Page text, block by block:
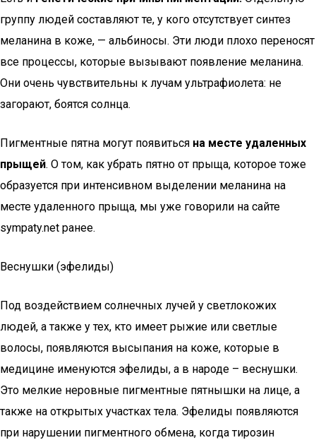
группу людей составляют те, у кого отсутствует синтез
меланина в коже, — альбиносы. Эти люди плохо переносят
все процессы, которые вызывают появление меланина.
Они очень чувствительны к лучам ультрафиолета: не
загорают, боятся солнца.
Пигментные пятна могут появиться на месте удаленных
прыщей. О том, как убрать пятно от прыща, которое тоже
образуется при интенсивном выделении меланина на
месте удаленного прыща, мы уже говорили на сайте
sympaty.net ранее.
Веснушки (эфелиды)
Под воздействием солнечных лучей у светлокожих
людей, а также у тех, кто имеет рыжие или светлые
волосы, появляются высыпания на коже, которые в
медицине именуются эфелиды, а в народе – веснушки.
Это мелкие неровные пигментные пятнышки на лице, а
также на открытых участках тела. Эфелиды появляются
при нарушении пигментного обмена, когда тирозин